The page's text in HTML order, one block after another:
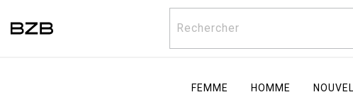
Rechercher
FEMME HOMME